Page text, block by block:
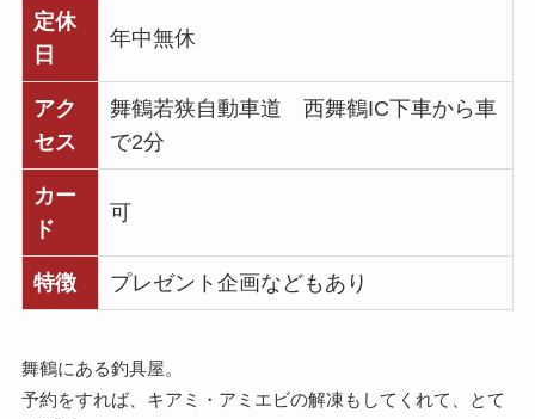
定休
日
年中無休
アク
セス
舞鶴若狭自動車道 西舞鶴IC下車から車
で2分
カー
ド
可
特徴 プレゼント企画などもあり
舞鶴にある釣具屋。
予約をすれば、キアミ・アミエビの解凍もしてくれて、とて